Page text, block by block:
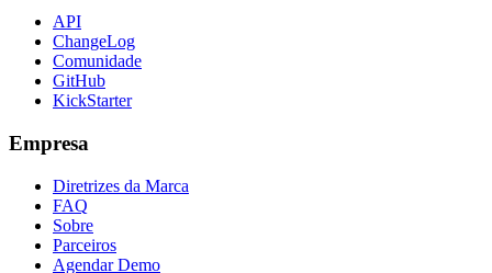
API
ChangeLog
Comunidade
GitHub
KickStarter
Empresa
Diretrizes da Marca
FAQ
Sobre
Parceiros
Agendar Demo